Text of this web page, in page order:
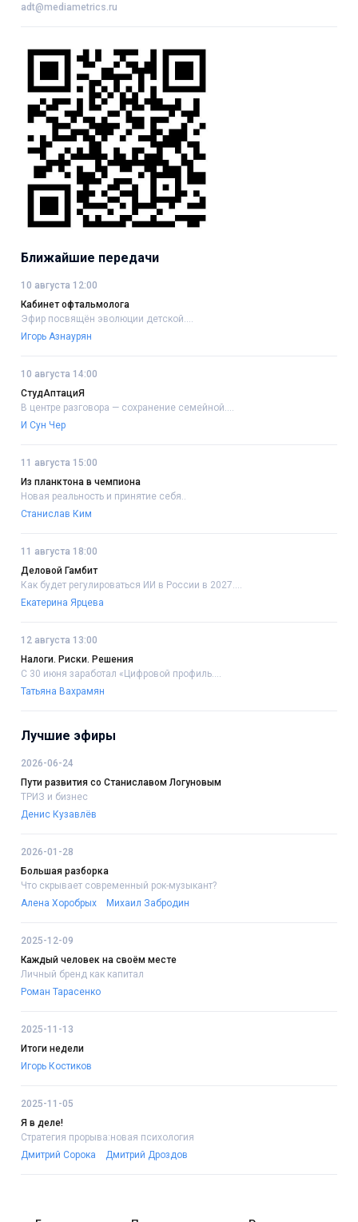
adt@mediametrics.ru
Ближайшие передачи
10 августа 12:00
Кабинет офтальмолога
Эфир посвящён эволюции детской....
Игорь Азнаурян
10 августа 14:00
СтудАптациЯ
В центре разговора — сохранение семейной....
И Сун Чер
11 августа 15:00
Из планктона в чемпиона
Новая реальность и принятие себя..
Станислав Ким
11 августа 18:00
Деловой Гамбит
Как будет регулироваться ИИ в России в 2027....
Екатерина Ярцева
12 августа 13:00
Налоги. Риски. Решения
С 30 июня заработал «Цифровой профиль....
Татьяна Вахрамян
Лучшие эфиры
2026-06-24
Пути развития со Станиславом Логуновым
ТРИЗ и бизнес
Денис Кузавлёв
2026-01-28
Большая разборка
Что скрывает современный рок-музыкант?
Алена Хоробрых
Михаил Забродин
2025-12-09
Каждый человек на своём месте
Личный бренд как капитал
Роман Тарасенко
2025-11-13
Итоги недели
Игорь Костиков
2025-11-05
Я в деле!
Стратегия прорыва:новая психология
Дмитрий Сорока
Дмитрий Дроздов